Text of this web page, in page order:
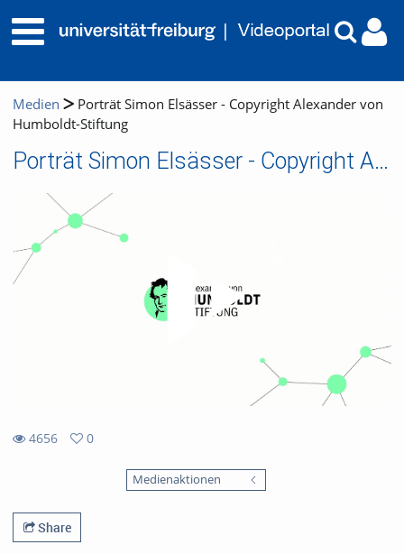
Medien
Porträt Simon Elsässer - Copyright Alexander von
Humboldt-Stiftung
Porträt Simon Elsässer - Copyright Alexander von Humboldt-Stiftung
4656
0
Medienaktionen
Share